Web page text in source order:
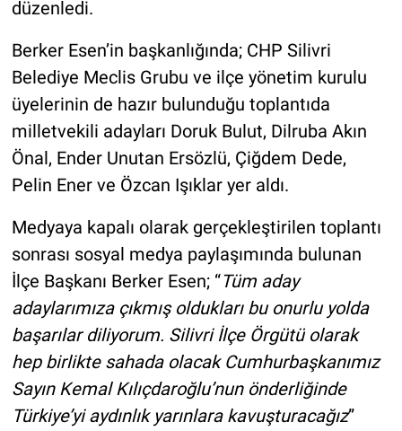
düzenledi.
Berker Esen’in başkanlığında; CHP Silivri
Belediye Meclis Grubu ve ilçe yönetim kurulu
üyelerinin de hazır bulunduğu toplantıda
milletvekili adayları Doruk Bulut, Dilruba Akın
Önal, Ender Unutan Ersözlü, Çiğdem Dede,
Pelin Ener ve Özcan Işıklar yer aldı.
Medyaya kapalı olarak gerçekleştirilen toplantı
sonrası sosyal medya paylaşımında bulunan
İlçe Başkanı Berker Esen; “Tüm aday
adaylarımıza çıkmış oldukları bu onurlu yolda
başarılar diliyorum. Silivri İlçe Örgütü olarak
hep birlikte sahada olacak Cumhurbaşkanımız
Sayın Kemal Kılıçdaroğlu’nun önderliğinde
Türkiye’yi aydınlık yarınlara kavuşturacağız”